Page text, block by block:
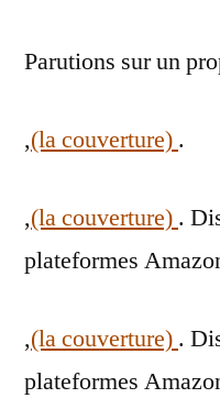
Parutions sur un
,(la couverture) .
,(la couverture) .
plateformes
,(la couverture) .
plateformes